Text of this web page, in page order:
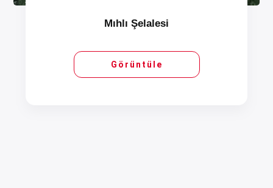
Mıhlı Şelalesi
Görüntüle